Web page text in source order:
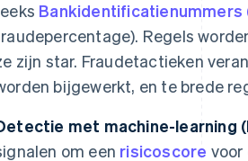
Bankidentificatienummers
Regels
zijn star. Fraudetactieken
bijgewerkt, en te brede
met machine-learning
om een risicoscore